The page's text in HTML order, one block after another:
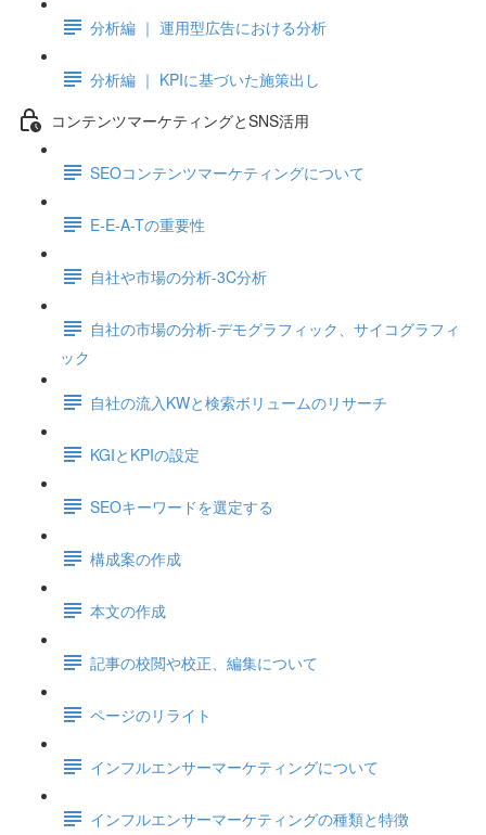
分析編 ｜ 運用型広告における分析
分析編 ｜ KPIに基づいた施策出し
コンテンツマーケティングとSNS活用
SEOコンテンツマーケティングについて
E-E-A-Tの重要性
自社や市場の分析-3C分析
自社の市場の分析-デモグラフィック、サイコグラフィ
ック
自社の流入KWと検索ボリュームのリサーチ
KGIとKPIの設定
SEOキーワードを選定する
構成案の作成
本文の作成
記事の校閲や校正、編集について
ページのリライト
インフルエンサーマーケティングについて
インフルエンサーマーケティングの種類と特徴